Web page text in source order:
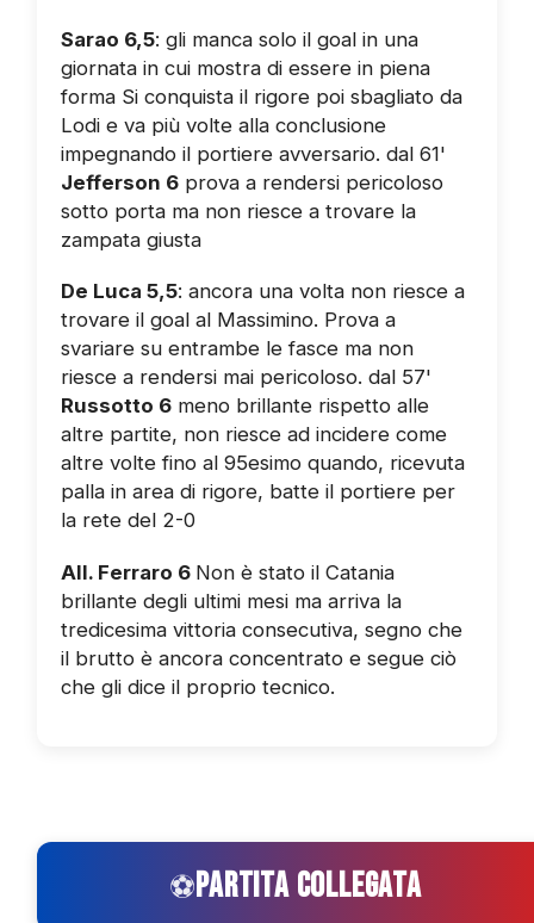
Sarao 6,5: gli manca solo il goal in una
giornata in cui mostra di essere in piena
forma Si conquista il rigore poi sbagliato da
Lodi e va più volte alla conclusione
impegnando il portiere avversario. dal 61'
Jefferson 6prova a rendersi pericoloso
sotto porta ma non riesce a trovare la
zampata giusta
De Luca 5,5: ancora una volta non riesce a
trovare il goal al Massimino. Prova a
svariare su entrambe le fasce ma non
riesce a rendersi mai pericoloso. dal 57'
Russotto 6meno brillante rispetto alle
altre partite, non riesce ad incidere come
altre volte fino al 95esimo quando, ricevuta
palla in area di rigore, batte il portiere per
la rete del 2-0
All. Ferraro 6 Non è stato il Catania
brillante degli ultimi mesi ma arriva la
tredicesima vittoria consecutiva, segno che
il brutto è ancora concentrato e segue ciò
che gli dice il proprio tecnico.
⚽PARTITA COLLEGATA